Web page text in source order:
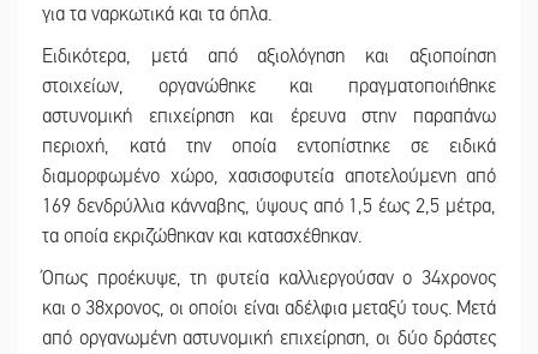
για τα ναρκωτικά και τα όπλα.
Ειδικότερα, μετά από αξιολόγηση και αξιοποίηση
στοιχείων, οργανώθηκε και πραγματοποιήθηκε
αστυνομική επιχείρηση και έρευνα στην παραπάνω
περιοχή, κατά την οποία εντοπίστηκε σε ειδικά
διαμορφωμένο χώρο, χασισοφυτεία αποτελούμενη από
169 δενδρύλλια κάνναβης, ύψους από 1,5 έως 2,5 μέτρα,
τα οποία εκριζώθηκαν και κατασχέθηκαν.
Όπως προέκυψε, τη φυτεία καλλιεργούσαν ο 34χρονος
και ο 38χρονος, οι οποίοι είναι αδέλφια μεταξύ τους. Μετά
από οργανωμένη αστυνομική επιχείρηση, οι δύο δράστες